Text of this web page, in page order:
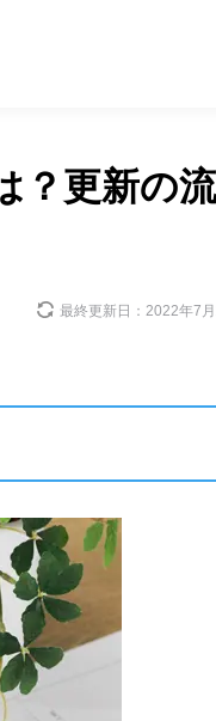
？更新の流
最終更新日： 2022年7